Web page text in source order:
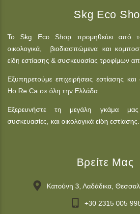
Skg Eco
Το Skg Eco Shop προμηθεύει από
οικολογικά, βιοδιασπώμενα και
είδη εστίασης & συσκευασίας τροφίμων
Εξυπηρετούμε επιχειρήσεις εστίασης
Ho.Re.Ca σε όλη την Ελλάδα.
Εξερευνήστε τη μεγάλη γκάμα μας
συσκευασίες, και οικολογικά είδη εστίασης.
Βρείτε Μας
Κατούνη 3, Λαδάδικα,
+30 2315 005